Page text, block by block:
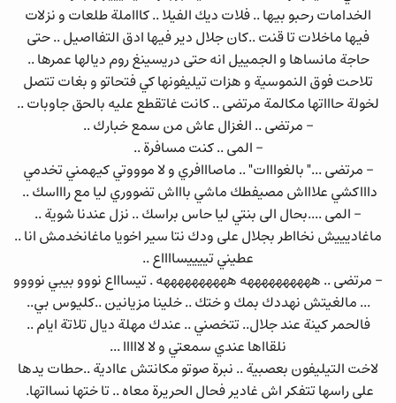
الخدامات رحبو بيها .. فلات ديك الفيلا .. كاااملة طلعات و نزلات
فيها ماخلات تا قنت ..كان جلال دير فيها ادق التفااصيل .. حتى
حاجة مانساها و الجمييل انه حتى دريسينغ روم ديالها عمرها ..
تلاحت فوق النموسية و هزات تيليفونها كي فتحاتو و بغات تتصل
لخولة حاااتها مكالمة مرتضى .. كانت غاتقطع عليه بالحق جاوبات ..
- مرتضى .. الغزال عاش من سمع خبارك ..
- المى .. كنت مسافرة ..
- مرتضى ..." بالغوااات" .. ماصااافري و لا موووتي كيهمني تخدمي
داااكشي علاااش مصيفطك ماشي باااش تضووري ليا مع راااسك ..
- المى ....بحال الى بنتي ليا حاس براسك .. نزل عندنا شوية ..
ماغاديييش نخااطر بجلال على ودك نتا سير اخويا ماغانخدمش انا ..
عطيني تييييسااااع ..
- مرتضى .. ههههههههههه ههههههههههه . تيساااع نووو بيبي نوووو
... مالغيتش نهددك بمك و ختك .. خلينا مزيانين ..كليوس بي..
فالحمر كينة عند جلال.. تتخصني .. عندك مهلة ديال تلاتة ايام ..
نلقااها عندي سمعتي و لا لااااا ...
لاخت التيليفون بعصبية .. نبرة صوتو مكانتش عاادية ..حطات يدها
على راسها تتفكر اش غادير فحال الحريرة معاه .. تا ختها نسااتها.